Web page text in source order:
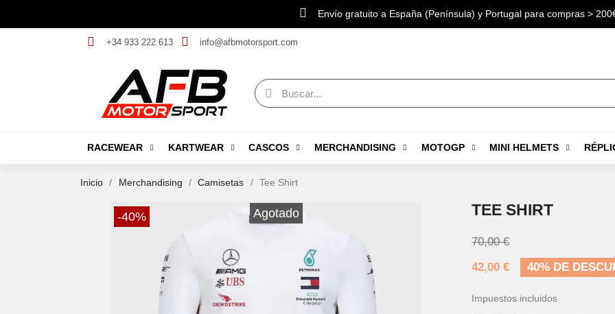
Envío gratuito a España (Península) y Portugal para compras >
+34 933 222 613 info@afbmotorsport.com
RACEWEAR KARTWEAR CASCOS MERCHANDISING MOTOGP MINI HELMETS
Inicio Merchandising Camisetas Tee Shirt
-40% Agotado TEE SHIRT
70,00 €
42,00 €
40% DE
Impuestos incluidos